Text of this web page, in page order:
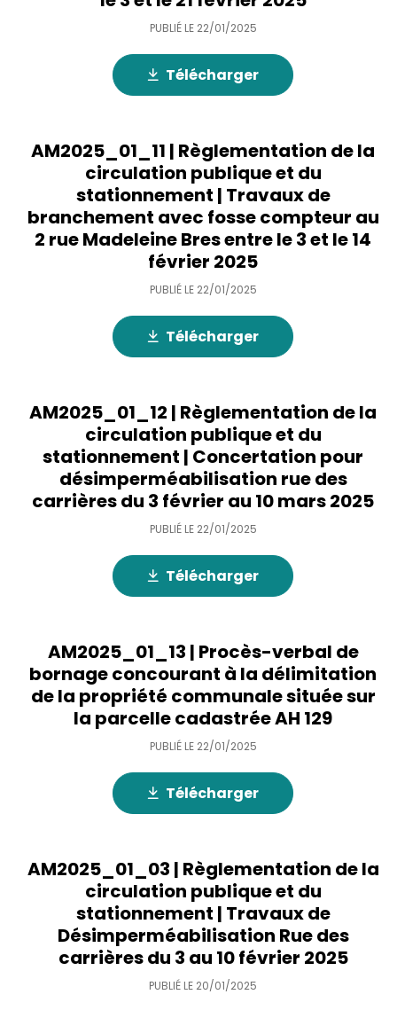
PUBLIÉ LE 22/01/2025
Télécharger
AM2025_01_11 | Règlementation de la
circulation publique et du
stationnement | Travaux de
branchement avec fosse compteur au
2 rue Madeleine Bres entre le 3 et le 14
février 2025
PUBLIÉ LE 22/01/2025
Télécharger
AM2025_01_12 | Règlementation de la
circulation publique et du
stationnement | Concertation pour
désimperméabilisation rue des
carrières du 3 février au 10 mars 2025
PUBLIÉ LE 22/01/2025
Télécharger
AM2025_01_13 | Procès-verbal de
bornage concourant à la délimitation
de la propriété communale située sur
la parcelle cadastrée AH 129
PUBLIÉ LE 22/01/2025
Télécharger
AM2025_01_03 | Règlementation de la
circulation publique et du
stationnement | Travaux de
Désimperméabilisation Rue des
carrières du 3 au 10 février 2025
PUBLIÉ LE 20/01/2025